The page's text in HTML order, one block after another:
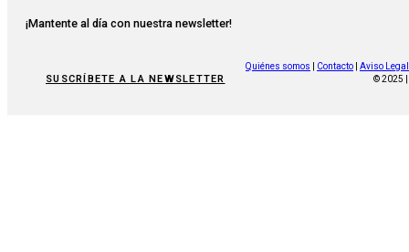
¡Mantente al día con nuestra newsletter!
SUSCRÍBETE A LA NEWSLETTER
Quiénes somos Contacto
Aviso Legal
© 2025